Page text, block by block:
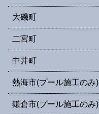
大磯町
二宮町
中井町
熱海市(プール施工のみ)
鎌倉市(プール施工のみ)